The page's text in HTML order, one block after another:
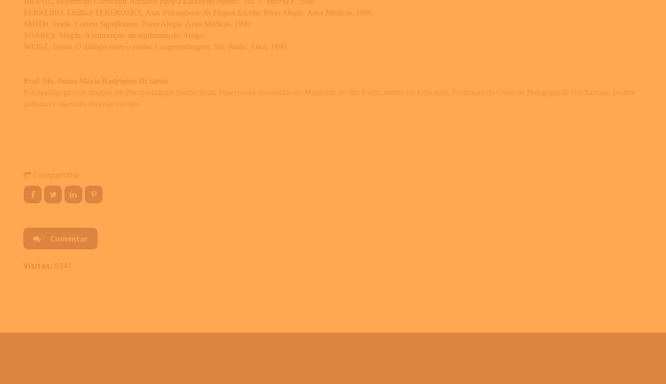
FERREIRO, Emília e TEBEROSKY, Ana.
Psicogênese da Língua Escrita . Porto Alegre. Artes Médicas, 1998.
SMITH, Frank.
Leitura Significativa . Porto Alegre. Artes Médicas. 1999.
SOARES, Magda.
A reinvenção da alfabetização . Artigo.
WEISZ, Telma. O diálogo entre o ensino e a aprendizagem . São Paulo. Ática, 1999.
Compartilhe:
Comentar
Visitas: 8341